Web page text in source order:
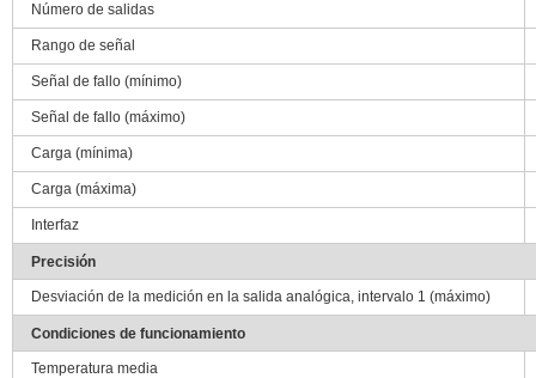
Número de salidas
Rango de señal
Señal de fallo (mínimo)
Señal de fallo (máximo)
Carga (mínima)
Carga (máxima)
Interfaz
Precisión
Desviación de la medición en la salida analógica, intervalo 1 (máximo)
Condiciones de funcionamiento
Temperatura media